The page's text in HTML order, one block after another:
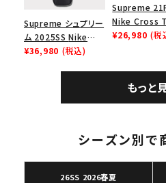
Supreme シュプリー
ム 2025SS Nike
Leather Shoulder
¥36,980 (税込)
Supreme
Nike Cross
Low ナイキク
¥26,980 (税
もっと
シーズン別で
26SS 2026春夏